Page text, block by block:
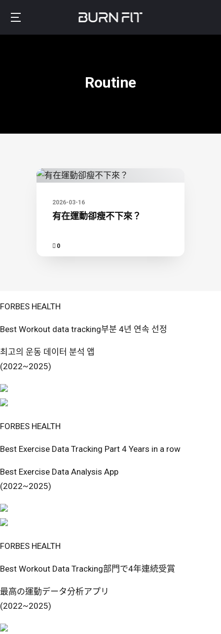
main
文)Routine
2026-03-16
Comment
0
有在運動卻瘦不下來？
FORBES HEALTH
Best Workout data tracking부분 4년 연속 선정
최고의 운동 데이터 분석 앱
(2022~2025)
FORBES HEALTH
Best Exercise Data Tracking Part 4 Years in a row
Best Exercise Data Analysis App
(2022~2025)
FORBES HEALTH
Best Workout Data Tracking部門で4年連続受賞
最高の運動データ分析アプリ
(2022~2025)